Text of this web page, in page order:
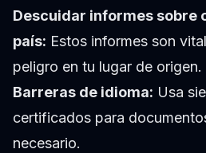
Descuidar informes sobre
país: Estos informes son
peligro en tu lugar de origen.
Barreras de idioma: Usa
certificados para
necesario.